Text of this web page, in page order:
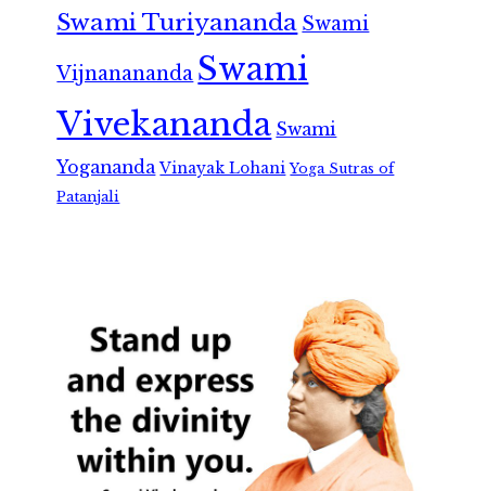
Swami Turiyananda Swami
Vijnanananda Swami
Vivekananda Swami
Yogananda Vinayak Lohani Yoga Sutras of
Patanjali